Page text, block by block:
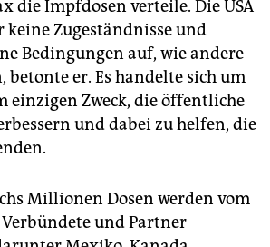
die Impfdosen verteile. Die USA
Zugeständnisse und
Bedingungen auf, wie andere
betonte er. Es handelte sich um
einzigen Zweck, die öffentliche
und dabei zu helfen, die
Millionen Dosen werden vom
und Partner